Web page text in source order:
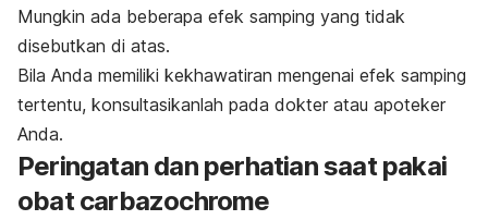
Mungkin ada beberapa efek samping yang tidak
disebutkan di atas.
Bila Anda memiliki kekhawatiran mengenai efek samping
tertentu, konsultasikanlah pada dokter atau apoteker
Anda.
Peringatan dan perhatian saat pakai
obat carbazochrome